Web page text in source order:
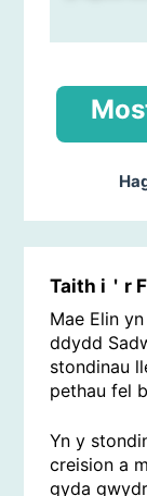
Taith i＇r
Mae Elin
ddydd
stondinau
pethau fel
Yn y
creision a
gyda